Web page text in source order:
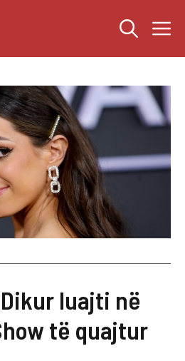
luajti në
të quajtur